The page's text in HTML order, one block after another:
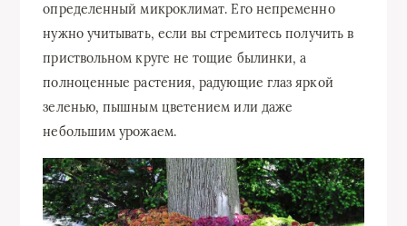
определенный микроклимат. Его непременно
нужно учитывать, если вы стремитесь получить в
приствольном круге не тощие былинки, а
полноценные растения, радующие глаз яркой
зеленью, пышным цветением или даже
небольшим урожаем.